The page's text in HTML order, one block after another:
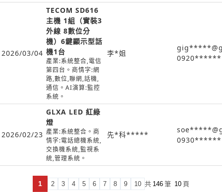
2026/03/04
TECOM SD616
主機 1組（實裝3
外線 8數位分
機）6鍵顯示型話
機1台
產業:系統整合,電信
第四台。商情字:網
路,數位,聯網,話機,
通信。AI演算:監控
系統。
李*姐
0920******
2026/02/23
GLXA LED 紅綠
燈
產業:系統整合。商
情字:電話總機系統,
交換機系統,監視系
統,管理系統。
先*科*****
0930******
1 2 3 4 5 6 7 8 9 10 共 146 筆 10 頁